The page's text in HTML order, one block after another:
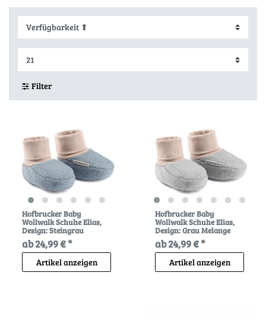
Filter
Hofbrucker Baby
Wollwalk Schuhe Elias,
Design: Steingrau
ab 24,99 € *
Artikel anzeigen
Hofbrucker Baby
Wollwalk Schuhe Elias,
Design: Grau Melange
ab 24,99 € *
Artikel anzeigen